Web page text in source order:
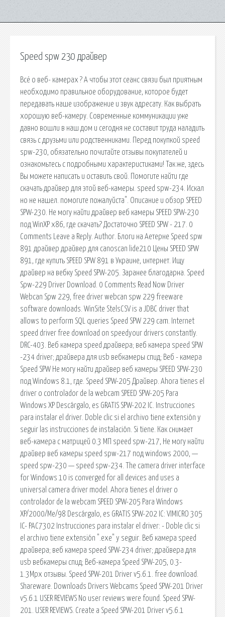
Speed spw 230 драйвер
Всё о веб- камерах ? А чтобы этот сеанс связи был приятным
необходимо правильное оборудование, которое будет
передавать наше изображение и звук адресату. Как выбрать
хорошую веб-камеру. Современные коммуникации уже
давно вошли в наш дом и сегодня не составит труда наладить
связь с друзьми или родственниками. Перед покупкой speed
spw-230, обязательно почитайте отзывы покупателей и
ознакомьтесь с подробными характеристиками! Так же, здесь
Вы можете написать и оставить свой. Помогите найти где
скачать драйвер для этой веб-камеры. speed spw-234. Искал
но не нашел. помогите пожалуйста". Описание и обзор SPEED
SPW-230. Не могу найти драйвер веб камеры SPEED SPW-230
под WinXP x86, где скачать? Достаточно SPEED SPW - 217. 0
Comments Leave a Reply. Author. Блоги на Аетерне Speed spw
891 драйвер драйвер для canoscan lide210 Цены SPEED SPW
891, где купить SPEED SPW 891 в Украине, интернет. Ищу
драйвер на вебку Speed SPW-205. Заранее благодарна. Speed
Spw-229 Driver Download. 0 Comments Read Now Driver
Webcan Spw 229, free driver webcan spw 229 freeware
software downloads. WinSite StelsCSV is a JDBC driver that
allows to perform SQL queries Speed SPW 229 cam. Internet
speed driver free download on speedyour drivers constantly.
DRC-403. Веб камера speed драйвера; веб камера speed SPW
-234 driver; драйвера для usb вебкамеры спид; Веб - камера
Speed SPW Не могу найти драйвер веб камеры SPEED SPW-230
под Windows 8.1, где. Speed SPW-205 Драйвер. Ahora tienes el
driver o controlador de la webcam SPEED SPW-205 Para
Windows XP Descárgalo, es GRATIS SPW-202 IC. Instrucciones
para instalar el driver. Doble clic si el archivo tiene extensión y
seguir las instrucciones de instalación. Si tiene. Как снимает
веб-камера с матрицей 0.3 МП speed spw-217, Не могу найти
драйвер веб камеры speed spw-217 под windows 2000, —
speed spw-230 — speed spw-234. The camera driver interface
for Windows 10 is converged for all devices and uses a
universal camera driver model. Ahora tienes el driver o
controlador de la webcam SPEED SPW-205 Para Windows
XP/2000/Me/98 Descárgalo, es GRATIS SPW-202 IC: VIMICRO 305
IC- PAC7302 Instrucciones para instalar el driver: - Doble clic si
el archivo tiene extensión ".exe" y seguir. Веб камера speed
драйвера; веб камера speed SPW-234 driver; драйвера для
usb вебкамеры спид; Веб-камера Speed SPW-205, 0.3-
1.3Mpx отзывы. Speed SPW-201 Driver v5.6.1. free download.
Shareware. Downloads Drivers Webcams Speed SPW-201 Driver
v5.6.1 USER REVIEWS No user reviews were found. Speed SPW-
201. USER REVIEWS. Create a Speed SPW-201 Driver v5.6.1